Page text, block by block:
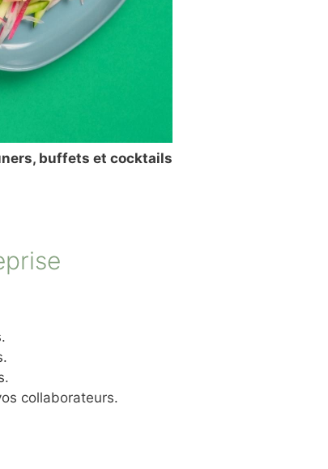
buffets et cocktails
collaborateurs.